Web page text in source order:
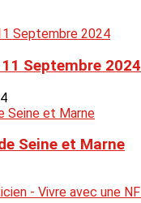
Septembre 2024
Seine et Marne